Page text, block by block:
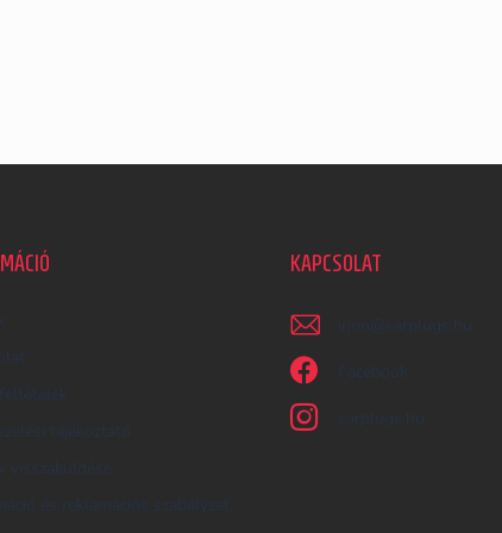
tájékoztató
visszaküldése
és reklamációs szabályzat
KAPCSOLAT
irjon @ earplugs.hu
Facebook
earplugs.hu